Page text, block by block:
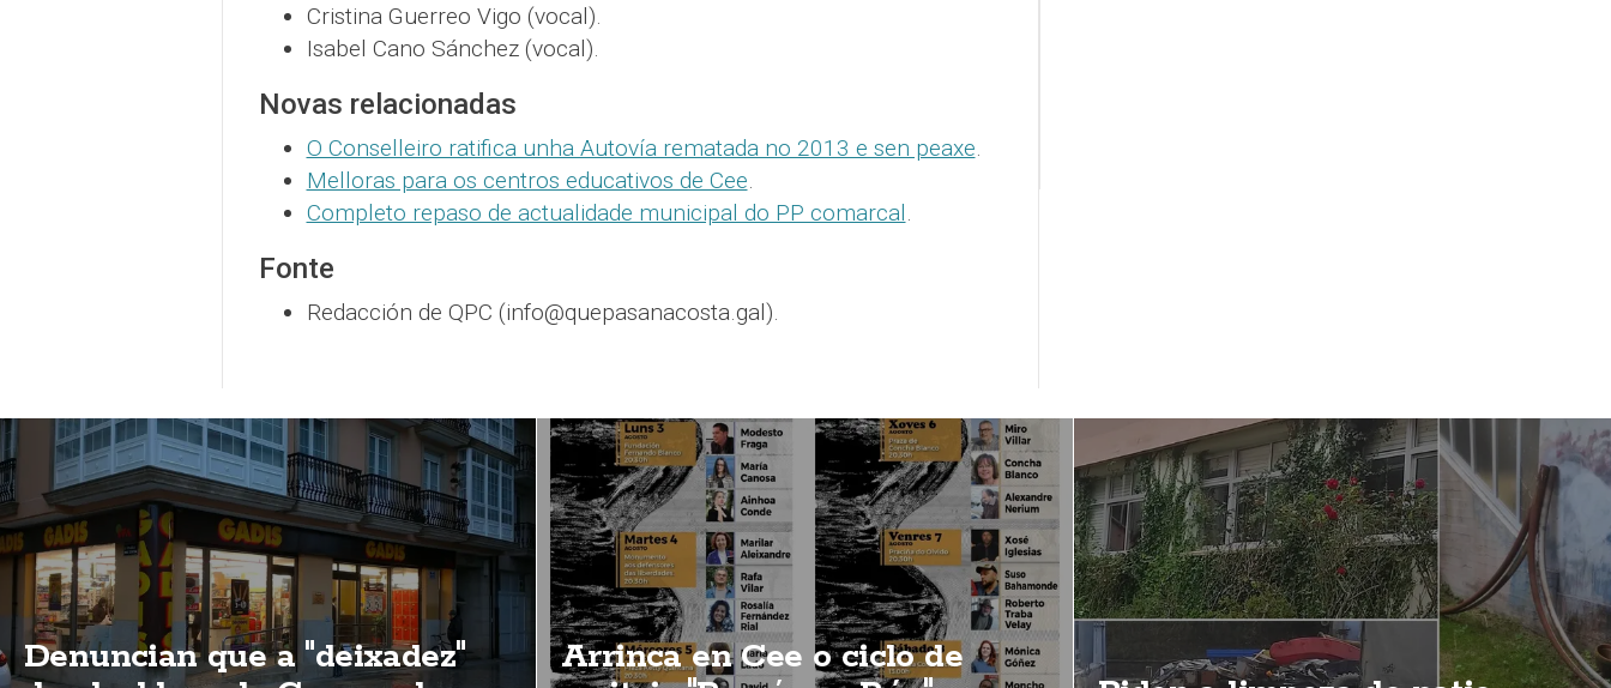
Cristina Guerreo Vigo (vocal).
Isabel Cano Sánchez (vocal).
Novas relacionadas
O Conselleiro ratifica unha Autovía rematada no 2013 e sen peaxe.
Melloras para os centros educativos de Cee.
Completo repaso de actualidade municipal do PP comarcal.
Fonte
Redacción de QPC (info@quepasanacosta.gal).
Denuncian que a "deixadez"
Arrinca en Cee o ciclo de